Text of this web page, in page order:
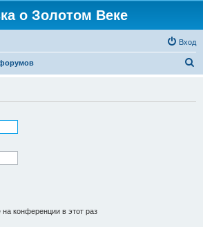
о Золотом Веке
Вход
конференции в этот раз